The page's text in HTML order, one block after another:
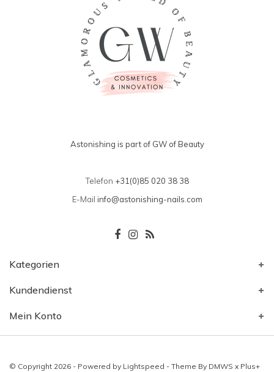
Astonishing is part of GW of Beauty
Telefon +31(0)85 020 38 38
E-Mail info@astonishing-nails.com
Kategorien
Kundendienst
Mein Konto
© Copyright 2026 - Powered by Lightspeed - Theme By DMWS x Plus+